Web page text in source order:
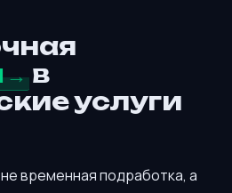
в
услуги
временная подработка, а